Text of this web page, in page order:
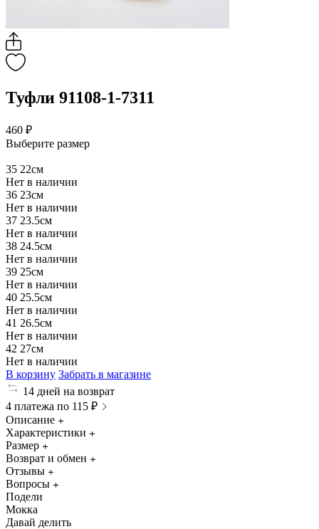
Туфли 91108-1-7311
460 ₽
Выберите размер
35 22см
Нет в наличии
36 23см
Нет в наличии
37 23.5см
Нет в наличии
38 24.5см
Нет в наличии
39 25см
Нет в наличии
40 25.5см
Нет в наличии
41 26.5см
Нет в наличии
42 27см
Нет в наличии
В корзину Забрать в магазине
14 дней на возврат
4 платежа по 115 ₽
Описание
Характеристики
Размер
Возврат и обмен
Отзывы
Вопросы
Подели
Мокка
Давай делить